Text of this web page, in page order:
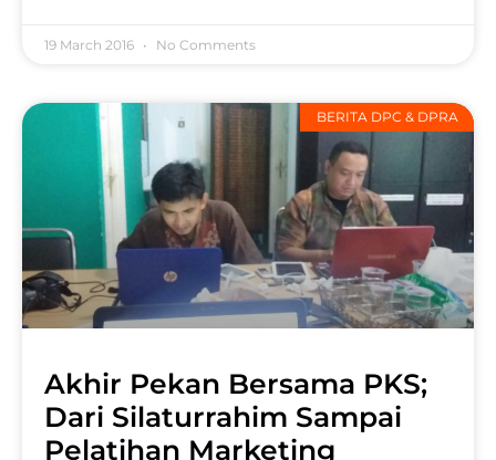
19 March 2016 No Comments
BERITA DPC & DPRA
Akhir Pekan Bersama PKS;
Dari Silaturrahim Sampai
Pelatihan Marketing